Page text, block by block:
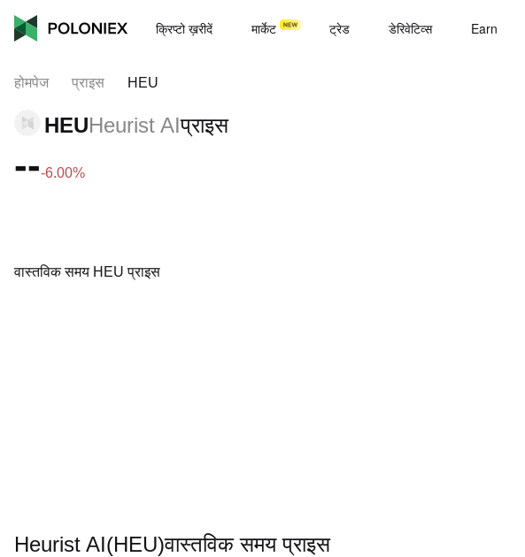
क्रिप्टो ख़रीदें मार्केट ट्रेड डेरिवेटिव्स Earn
होमपेज प्राइस HEU
HEUHeurist AIप्राइस
---6.00%
वास्तविक समय HEU प्राइस
Heurist AI(HEU)वास्तविक समय प्राइस